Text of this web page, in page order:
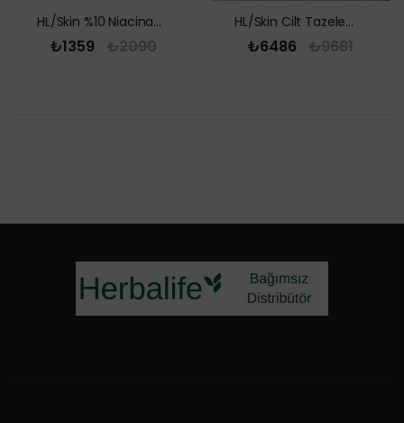
HL/Skin %10 Niacinamide Serum 30 ml
₺1359 ₺2090
HL/Skin Cilt Tazeleme Seti
₺6486 ₺9681